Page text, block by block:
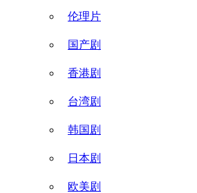
伦理片
国产剧
香港剧
台湾剧
韩国剧
日本剧
欧美剧